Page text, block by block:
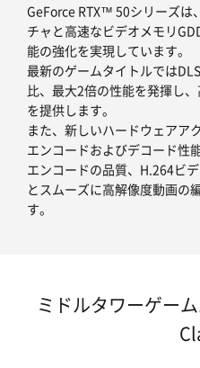
GeForce RTX™ 50シリーズは
チャと高速なビデオメモリ
能の強化を実現しています。
最新のゲームタイトルでは
比、最大2倍の性能を発揮し
を提供します。
また、新しいハードウェアア
エンコードおよびデコード性
エンコードの品質、H.264ビ
とスムーズに高解像度動画の
す。
ミドルタワーゲー